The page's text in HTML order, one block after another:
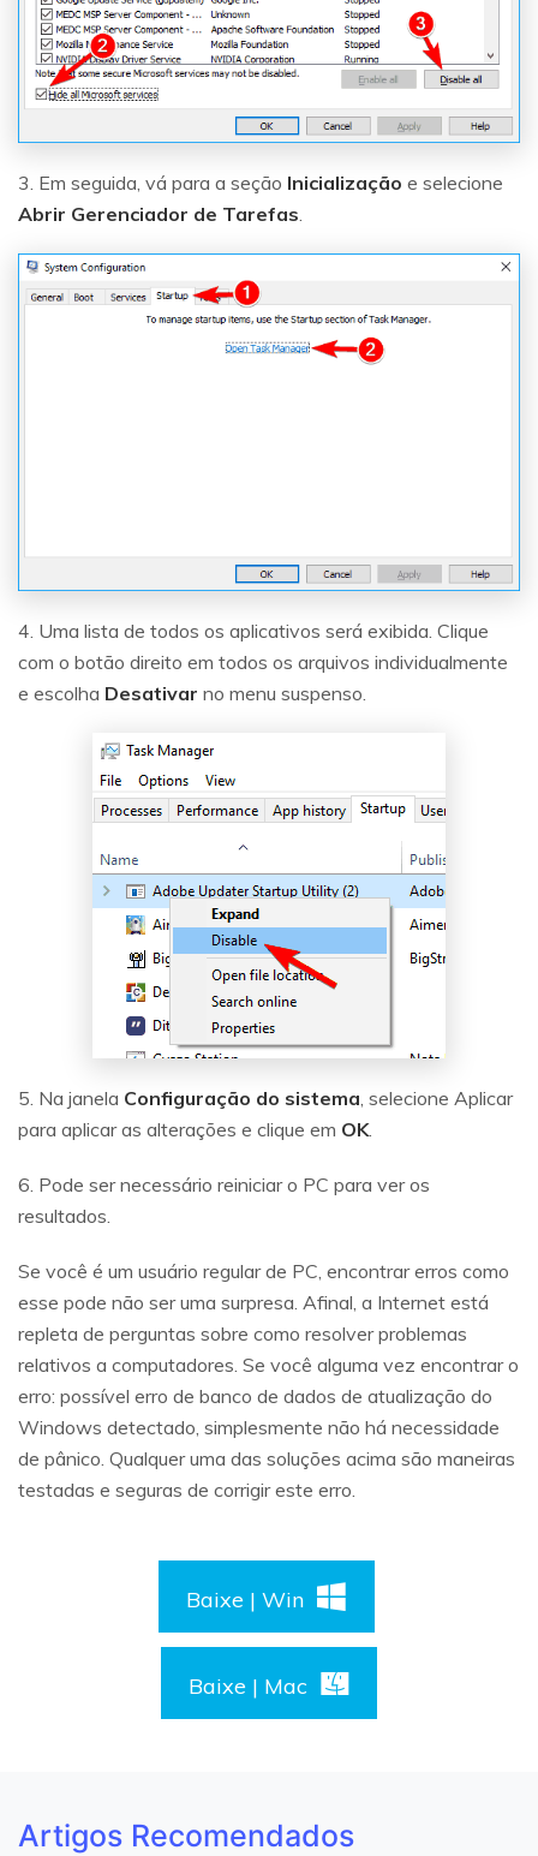
3. Em seguida, vá para a seção Inicialização e selecione
Abrir Gerenciador de Tarefas
4. Uma lista de todos os aplicativos será exibida. Clique
com o botão direito em todos os arquivos individualmente
e escolha Desativar no menu suspenso.
5. Na janela Configuração do sistema, selecione Aplicar
para aplicar as alterações e clique em OK.
6. Pode ser necessário reiniciar o PC para ver os
resultados.
Se você é um usuário regular de PC, encontrar erros como
esse pode não ser uma surpresa. Afinal, a Internet está
repleta de perguntas sobre como resolver problemas
relativos a computadores. Se você alguma vez encontrar o
erro: possível erro de banco de dados de atualização do
Windows detectado, simplesmente não há necessidade
de pânico. Qualquer uma das soluções acima são maneiras
testadas e seguras de corrigir este erro.
Baixe | Win
Baixe | Mac
Artigos Recomendados